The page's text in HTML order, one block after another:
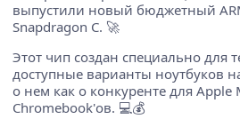
выпустили новый бюджетный
Snapdragon C. 🚀
Этот чип создан специально для
доступные варианты ноутбуков
о нем как о конкуренте для Apple
Chromebook'ов. 💻💰